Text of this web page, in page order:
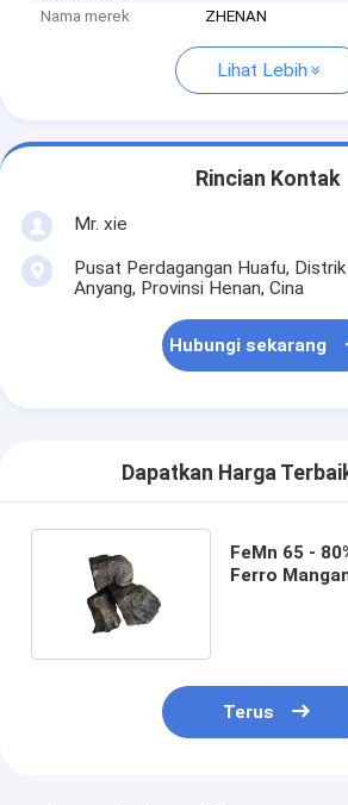
Nama merek ZHENAN
Lihat Lebih
Rincian Kontak
Mr. xie
Pusat Perdagangan Huafu,
Anyang, Provinsi Henan, Cina
Hubungi sekarang
Dapatkan Harga
FeMn 65 -
Ferro
Terus